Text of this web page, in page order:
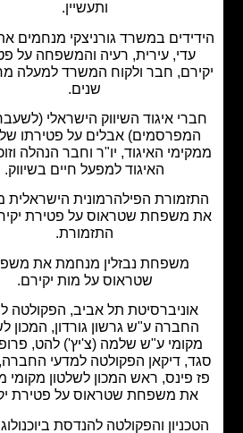
במשרד גורניצקי מנחמים את עפרה,
עדי, עירית, רעיה והמשפחה על פטירת
חבר ולקוח המשרד למעלה מחמישים
איגוד השיווק הישראלי (לשעבר איגוד
אבלים על פטירתו של אחד
האיגוד, יו"ר וחבר הנהלה וזוכה פרס
האיגוד למפעל חיים בשיווק.
הפילהרמונית הישראלית מנחמת
משפחת שטראוס על פטירת יקירם, ידיד
התזמורת.
משפחת נבזלין מנחמת את משפחת
שטראוס על מות יקירם.
תל אביב, הפקולטה למדעי
ע"ש גרשון גורדון, המכון לשלטון
ע"ש שלמה (צ'יץ') להט, פרופ' איתי
דיקאן הפקולטה למדעי החברה, ואופיר
פינס, ראש המכון לשלטון מקומי מנחמים
משפחת שטראוס על פטירת יקירם.
והפקולטה להנדסת ביוכנולוגיה ומזון